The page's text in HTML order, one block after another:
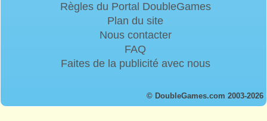
Règles du Portal DoubleGames
Plan du site
Nous contacter
FAQ
Faites de la publicité avec nous
© DoubleGames.com 2003-2026